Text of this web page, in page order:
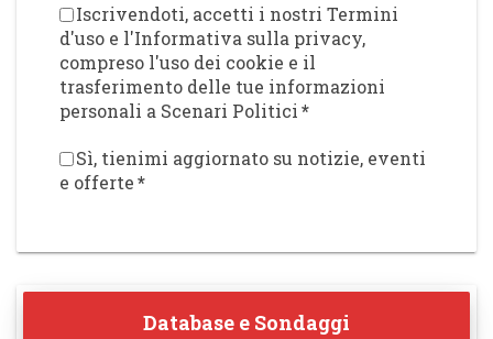
Iscrivendoti, accetti i nostri Termini
d'uso e l'Informativa sulla privacy,
compreso l'uso dei cookie e il
trasferimento delle tue informazioni
personali a Scenari Politici*
Sì, tienimi aggiornato su notizie, eventi
e offerte*
Database e Sondaggi